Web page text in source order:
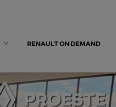
RENAULT ON DEMAND